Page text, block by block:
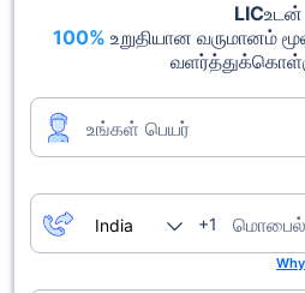
LICஉடன்
100% உறுதியான வருமானம்
உங்கள் பெயர்
+1